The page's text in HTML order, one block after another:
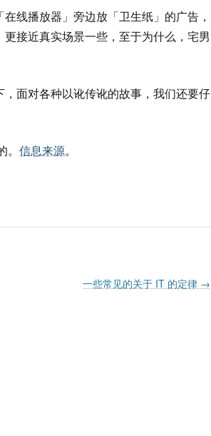
线播放器」旁边放「卫生纸」的广告，
接近真实场景一些，至于为什么，宅男
面对各种以讹传讹的故事，我们还要仔
信息来源。
一些常见的关于 IT 的定律 →